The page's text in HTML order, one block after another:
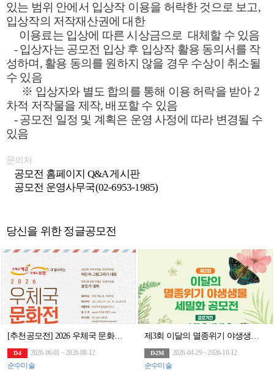
있는 범위 안에서 입상작 이용을 허락한 것으로 보고,
입상작의 저작재산권에 대한
이용료는 입상에 따른 시상금으로 대체할 수 있음
- 입상자는 공모전 입상 후 입상작 활용 동의서를 작
성하며, 활용 동의를 원하지 않을 경우 수상이 취소될
수 있음
※ 입상자와 별도 합의를 통해 이용 허락을 받아 2
차적 저작물을 제작, 배포할 수 있음
- 공모전 일정 및 계획은 운영 사정에 따라 변경될 수
있음
문의처
공모전 홈페이지 Q&A 게시판
공모전 운영사무국(02-6953-1985)
당신을 위한 정글공모전
[추천공모전] 2026 우체국 문화전(~8/12)
D-4
2026-06-01 ~ 2026-08-12
순수미술
제3회 이달의 멸종위기 야생생물 세밀화 공모전
D-2M
2026-04-29 ~ 2026-10-12
순수미술